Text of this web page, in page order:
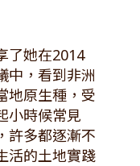
她在2014
中，看到非洲
地原生種，受
小時候常見
許多都逐漸不
活的土地實踐